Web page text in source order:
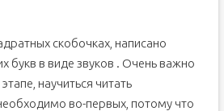
скобочках, написано
букв в виде звуков . Очень важно
научиться читать
во-первых, потому что